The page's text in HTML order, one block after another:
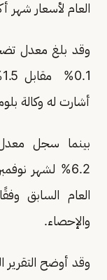
العام لأسعار شهر
وقد بلغ معدل
أشارت له وكالة
بينما سجل معدل
العام السابق
والإحصاء.
وقد أوضح التقرير